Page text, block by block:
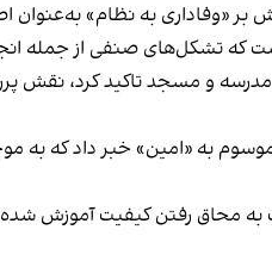
بر «وفاداری به نظام»
که تشکل‌های صنفی از جمله
و مسجد تاکید کرد، نقش
محاق رفتن کیفیت آموزش